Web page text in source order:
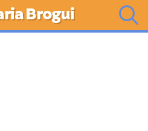
Brogui